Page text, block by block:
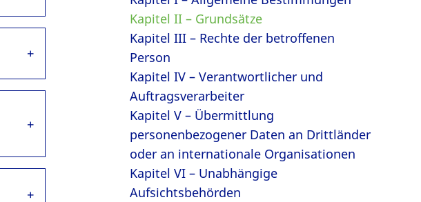
Kapitel II – Grundsätze
Kapitel III – Rechte der betroffenen
Person
Kapitel IV – Verantwortlicher und
Auftragsverarbeiter
Kapitel V – Übermittlung
personenbezogener Daten an Drittländer
oder an internationale Organisationen
Kapitel VI – Unabhängige
Aufsichtsbehörden